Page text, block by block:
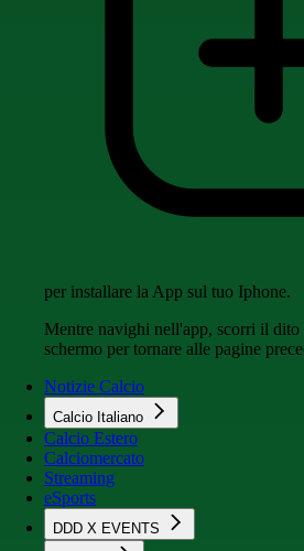
per installare la App sul tuo Iphone.
Mentre navighi nell'app, scorri il dito
schermo per tornare alle pagine
Notizie Calcio
Calcio Italiano
Calcio Estero
Calciomercato
Streaming
eSports
DDD X EVENTS